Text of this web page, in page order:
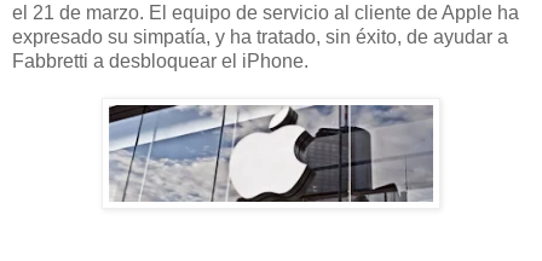
el 21 de marzo. El equipo de servicio al cliente de Apple ha
expresado su simpatía, y ha tratado, sin éxito, de ayudar a
Fabbretti a desbloquear el iPhone.